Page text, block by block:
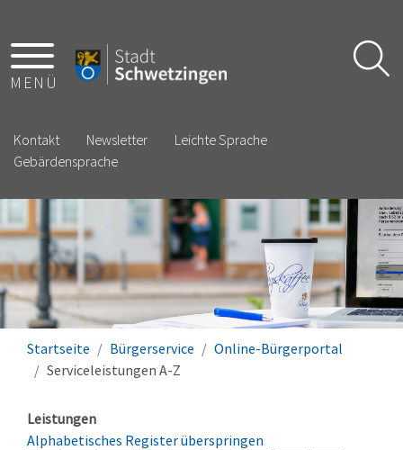
MENÜ
Kontakt Newsletter
Leichte Sprache
Gebärdensprache
Startseite Bürgerservice
Online-Bürgerportal
Serviceleistungen A-Z
Leistungen
Alphabetisches Register überspringen